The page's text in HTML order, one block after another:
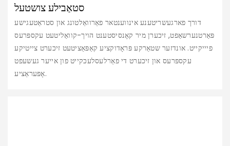
סטאַבילע צושטעל
דורך פארגעשריטענע אינווענטאר פאַרוואַלטונג און סטראַטעגישע
פּאַרטנערשאַפט, זיכערן מיר קאָנסיסטענט הויך-קוואַליטעט עקספּרעס
פיייקייט. אונדזער שטאַרקע פּראָדוקציע קאַפּאַציטעט זיכערט צייטיקע
עקספּרעס און זיכערט די פאַרלעסלעכקייט פון אייער געשעפט
אָפּעראַציע.